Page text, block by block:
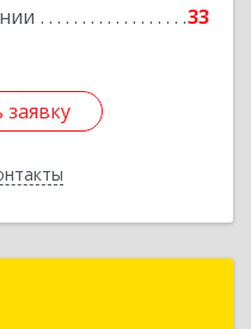
33
Подробнее